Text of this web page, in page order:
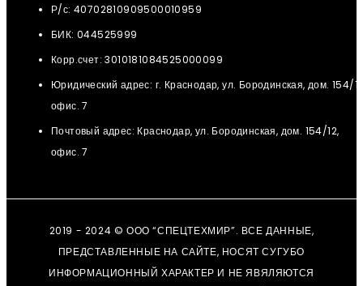
Р/с: 40702810909500010959
БИК: 044525999
Корр.счет: 3010181084525000099
Юридический адрес: г. Краснодар, ул. Бородинская, дом. 154/
офис. 7
Почтовый адрес: Краснодар, ул. Бородинская, дом. 154/12,
офис. 7
2019 - 2024 © ООО “СПЕЦТЕХМИР”. ВСЕ ДАННЫЕ,
ПРЕДСТАВЛЕННЫЕ НА САЙТЕ, НОСЯТ СУГУБО
ИНФОРМАЦИОННЫЙ ХАРАКТЕР И НЕ ЯВЯЛЯЮТСЯ